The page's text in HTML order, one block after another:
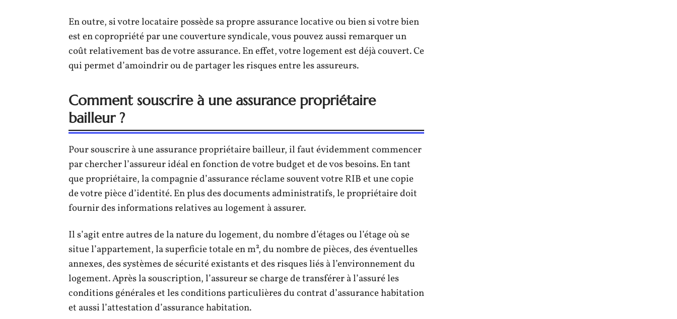
En outre, si votre locataire possède sa propre assurance locative ou bien si votre bien
est en copropriété par une couverture syndicale, vous pouvez aussi remarquer un
coût relativement bas de votre assurance. En effet, votre logement est déjà couvert. Ce
qui permet d’amoindrir ou de partager les risques entre les assureurs.
Comment souscrire à une assurance propriétaire
bailleur ?
Pour souscrire à une assurance propriétaire bailleur, il faut évidemment commencer
par chercher l’assureur idéal en fonction de votre budget et de vos besoins. En tant
que propriétaire, la compagnie d’assurance réclame souvent votre RIB et une copie
de votre pièce d’identité. En plus des documents administratifs, le propriétaire doit
fournir des informations relatives au logement à assurer.
Il s’agit entre autres de la nature du logement, du nombre d’étages ou l’étage où se
situe l’appartement, la superficie totale en m², du nombre de pièces, des éventuelles
annexes, des systèmes de sécurité existants et des risques liés à l’environnement du
logement. Après la souscription, l’assureur se charge de transférer à l’assuré les
conditions générales et les conditions particulières du contrat d’assurance habitation
et aussi l’attestation d’assurance habitation.